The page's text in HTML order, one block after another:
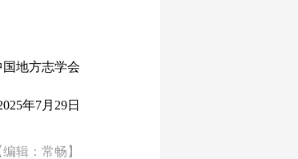
地方志学会
年7月29日
编辑：常畅】